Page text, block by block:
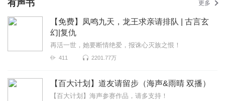
有声书 更多
【免费】凤鸣九天，龙王求亲请排队 | 古言玄
幻|复仇
再活一世，她要断情绝爱，报诛心灭族之恨！
411 2201.77万
【百大计划】道友请留步（海声&雨晴 双播）
【百大计划】海声参赛作品，请多支持！